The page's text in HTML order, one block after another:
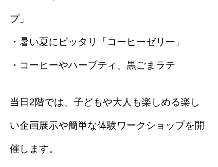
プ」
・暑い夏にピッタリ「コーヒーゼリー」
・コーヒーやハーブティ、黒ごまラテ
当日2階では、子どもや大人も楽しめる楽し
い企画展示や簡単な体験ワークショップを開
催します。